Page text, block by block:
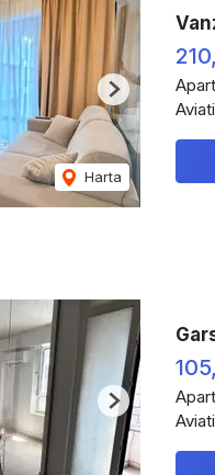
Harta
Next
Next